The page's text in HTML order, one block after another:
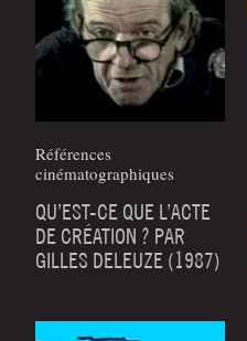
Références
cinématographiques
QU’EST-CE QUE L’ACTE
DE CRÉATION ? PAR
GILLES DELEUZE (1987)